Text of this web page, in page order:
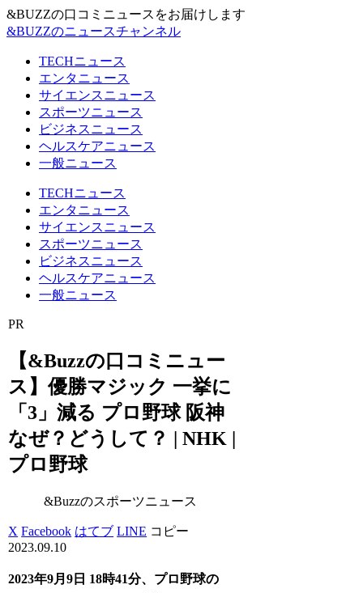
&BUZZの口コミニュースをお届けします
&BUZZのニュースチャンネル
TECHニュース
エンタニュース
サイエンスニュース
スポーツニュース
ビジネスニュース
ヘルスケアニュース
一般ニュース
TECHニュース
エンタニュース
サイエンスニュース
スポーツニュース
ビジネスニュース
ヘルスケアニュース
一般ニュース
PR
【&Buzzの口コミニュー
ス】優勝マジック 一挙に
「3」減る プロ野球 阪神
なぜ？どうして？ | NHK |
プロ野球
&Buzzのスポーツニュース
X Facebook はてブ LINE コピー
2023.09.10
2023年9月9日 18時41分、プロ野球の